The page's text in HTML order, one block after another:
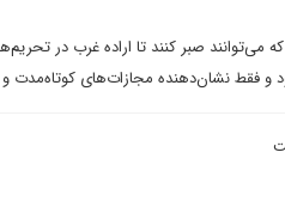
می‌توانند صبر کنند تا اراده غرب در
و فقط نشان‌دهنده مجازات‌های کوتاه‌مدت و